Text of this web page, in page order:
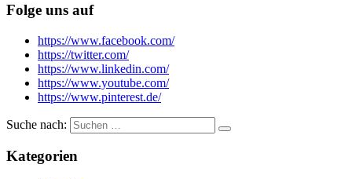
Folge uns auf
https://www.facebook.com/
https://twitter.com/
https://www.linkedin.com/
https://www.youtube.com/
https://www.pinterest.de/
Suche nach:
Kategorien